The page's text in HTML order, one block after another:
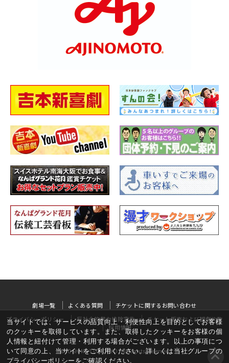
当サイトでは、サービスの品質向上・利便性向上を目的としてお客様
のクッキーを取得しています。また、取得したクッキーをお客様の個
人情報と紐付けて管理・利用する場合がございます。以上の事項につ
いて同意の上、当サイトをご利用ください。詳しくは当社グループの
プライバシーポリシーをご確認ください。
劇場一覧 よくある質問
チケットに関するお問い合わせ
プライバシーポリシー
反社会的勢力排除宣言
チケット販売および観劇約款
採用情報
©YOSHIMOTO KOGYO, All Rights Reserved